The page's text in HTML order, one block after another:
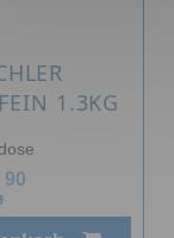
1.3KG
90